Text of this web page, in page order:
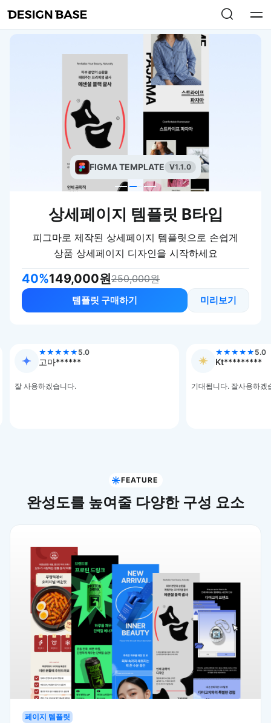
FIGMA TEMPLATE V1.1.0
상세페이지 템플릿 B타입
피그마로 제작된 상세페이지 템플릿으로 손쉽게
상품 상세페이지 디자인을 시작하세요
40%149,000원250,000원
템플릿 구매하기 미리보기
★ ★ ★ ★ ★ 5.0
Kt*********
기대됩니다. 잘사용하겠습니다.
★ ★ ★ ★ ★ 5.0
Mo*****
상세페이지 작업 시 보
FEATURE
완성도를 높여줄 다양한 구성 요소
페이지 템플릿